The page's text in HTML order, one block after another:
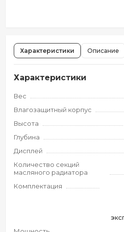
Характеристики Описание
Характеристики
Вес
Влагозащитный корпус
Высота
Глубина
Дисплей
Количество секций
масляного радиатора
Комплектация